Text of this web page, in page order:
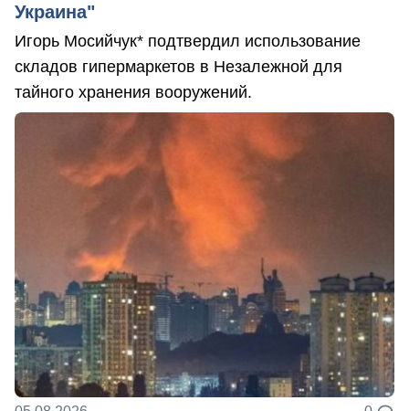
Украина"
Игорь Мосийчук* подтвердил использование
складов гипермаркетов в Незалежной для
тайного хранения вооружений.